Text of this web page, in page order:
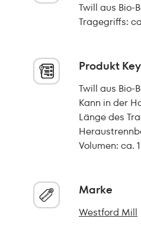
Twill aus Bio-
Tragegriffs:
Produkt
Twill aus Bio-
Kann in der
Länge des
Volumen: ca.
Marke
Westford Mill